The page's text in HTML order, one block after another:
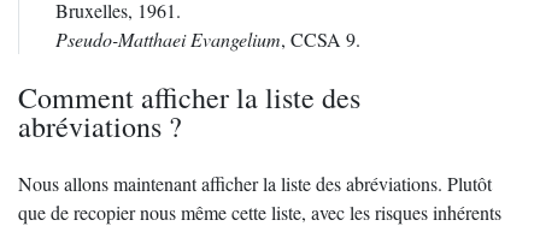
Bruxelles, 1961.
Pseudo-Matthaei Evangelium, CCSA 9.
Comment afficher la liste des
abréviations ?
Nous allons maintenant afficher la liste des abréviations. Plutôt
que de recopier nous même cette liste, avec les risques inhérents